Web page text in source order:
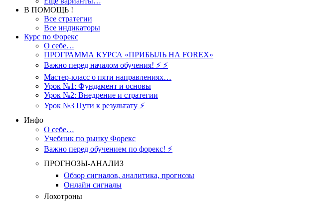
В ПОМОЩЬ !
Все стратегии
Все индикаторы
Курс по Форекс
О себе…
ПРОГРАММА КУРСА «ПРИБЫЛЬ НА FOREX»
Важно перед началом обучения! ⚡ ⚡
Мастер-класс о пяти направлениях…
Урок №1: Фундамент и основы
Урок №2: Внедрение и стратегии
Урок №3 Пути к результату ⚡️
Инфо
О себе…
Учебник по рынку Форекс
Важно перед обучением по форекс! ⚡
ПРОГНОЗЫ-АНАЛИЗ
Обзор сигналов, аналитика, прогнозы
Онлайн сигналы
Лохотроны